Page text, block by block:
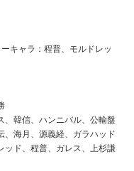
ャラ：程普、モルドレッ
韓信、ハンニバル、公輸盤
源義経、ガラハッド
程普、ガレス、上杉謙